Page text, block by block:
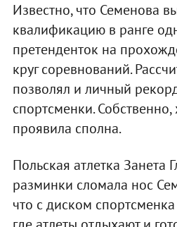
Известно, что Семенова
квалификацию в ранге
претенденток на
круг соревнований.
позволял и личный
спортсменки. Собственно,
проявила сполна.
Польская атлетка Занета
разминки сломала нос
что с диском